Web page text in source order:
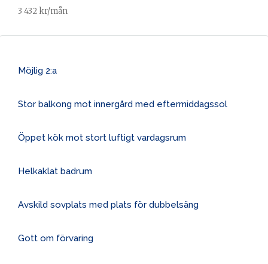
3 432 kr/mån
Möjlig 2:a
Stor balkong mot innergård med eftermiddagssol
Öppet kök mot stort luftigt vardagsrum
Helkaklat badrum
Avskild sovplats med plats för dubbelsäng
Gott om förvaring